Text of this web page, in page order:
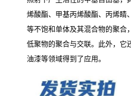
烯酸酯、甲基丙烯酸酯、丙烯睛
等不饱和单体及其混合物的聚合
低聚物的聚合与交联。此外，它
油漆等领域得到了应用。